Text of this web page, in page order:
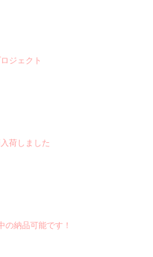
ジェクト
荷しました
の納品可能です！